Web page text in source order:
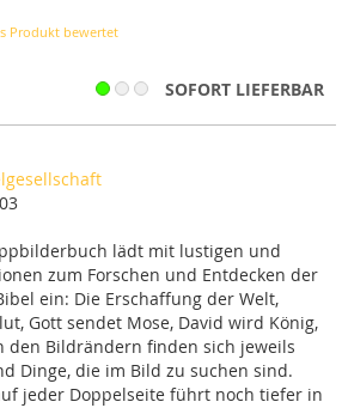
Produkt bewertet
SOFORT LIEFERBAR
lädt mit lustigen und
zum Forschen und Entdecken der
ein: Die Erschaffung der Welt,
Gott sendet Mose, David wird König,
den Bildrändern finden sich jeweils
Dinge, die im Bild zu suchen sind.
jeder Doppelseite führt noch tiefer in